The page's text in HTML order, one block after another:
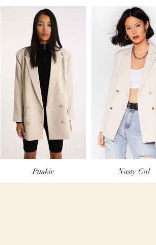
Pimkie Nasty Gal